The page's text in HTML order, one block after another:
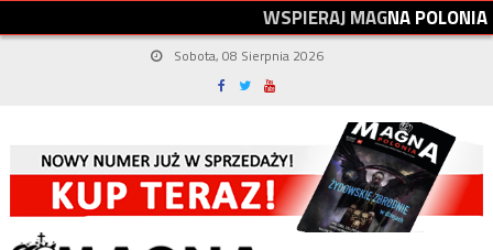
WSPIERAJMAGNAPOLONIA
Sobota, 08 Sierpnia 2026